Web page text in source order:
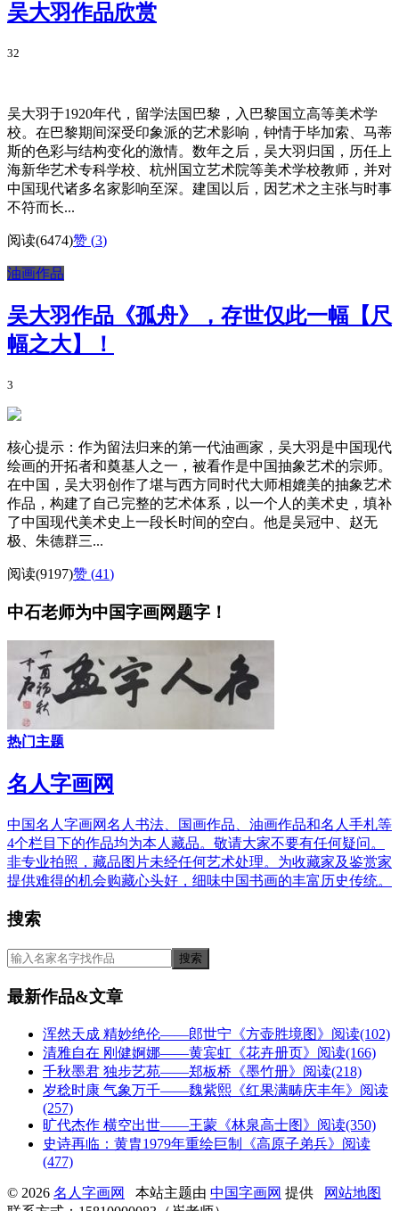
吴大羽作品欣赏
32
吴大羽于1920年代，留学法国巴黎，入巴黎国立高等美术学
校。在巴黎期间深受印象派的艺术影响，钟情于毕加索、马蒂
斯的色彩与结构变化的激情。数年之后，吴大羽归国，历任上
海新华艺术专科学校、杭州国立艺术院等美术学校教师，并对
中国现代诸多名家影响至深。建国以后，因艺术之主张与时事
不符而长...
阅读(6474)赞 (3)
油画作品
吴大羽作品《孤舟》，存世仅此一幅【尺
幅之大】！
3
核心提示：作为留法归来的第一代油画家，吴大羽是中国现代
绘画的开拓者和奠基人之一，被看作是中国抽象艺术的宗师。
在中国，吴大羽创作了堪与西方同时代大师相媲美的抽象艺术
作品，构建了自己完整的艺术体系，以一个人的美术史，填补
了中国现代美术史上一段长时间的空白。他是吴冠中、赵无
极、朱德群三...
阅读(9197)赞 (41)
中石老师为中国字画网题字！
热门主题
名人字画网
中国名人字画网名人书法、国画作品、油画作品和名人手札等
4个栏目下的作品均为本人藏品。敬请大家不要有任何疑问。
非专业拍照，藏品图片未经任何艺术处理。为收藏家及鉴赏家
提供难得的机会购藏心头好，细味中国书画的丰富历史传统。
搜索
最新作品&文章
浑然天成 精妙绝伦——郎世宁《方壶胜境图》 阅读(102)
清雅自在 刚健婀娜——黄宾虹《花卉册页》 阅读(166)
千秋墨君 独步艺苑——郑板桥《墨竹册》 阅读(218)
岁稔时康 气象万千——魏紫熙《红果满畴庆丰年》 阅读
(257)
旷代杰作 横空出世——王蒙《林泉高士图》 阅读(350)
史诗再临：黄胄1979年重绘巨制《高原子弟兵》 阅读
(477)
© 2026 名人字画网 本站主题由 中国字画网 提供
网站地图